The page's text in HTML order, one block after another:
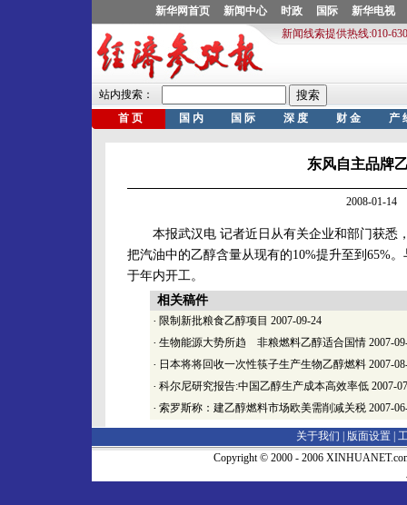
东风自主品牌
2008-01-14
本报武汉电 记者近日从有关企业和部门获悉，
把汽油中的乙醇含量从现有的10%提升至到65%
于年内开工。
相关稿件
· 限制新批粮食乙醇项目 2007-09-24
· 生物能源大势所趋 非粮燃料乙醇适合国情 2007-
· 日本将将回收一次性筷子生产生物乙醇燃料 2007-
· 科尔尼研究报告:中国乙醇生产成本高效率低 2007-
· 索罗斯称：建乙醇燃料市场欧美需削减关税 2007-
关于我们 | 版面设置
Copyright © 2000 - 2006